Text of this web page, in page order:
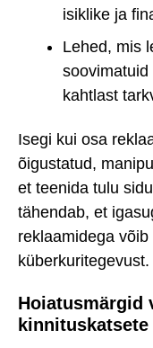
isiklike ja
Lehed, mis
kahtlast
Isegi kui osa
õigustatud,
et teenida tulu
tähendab, et
reklaamidega
küberkuritegevust.
Hoiatusmärgid